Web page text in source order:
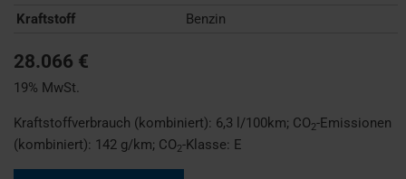
Kraftstoff
Benzin
28.066 €
19% MwSt.
Kraftstoffverbrauch (kombiniert): 6,3 l/100km; CO2-Emissionen
(kombiniert): 142 g/km; CO2-Klasse: E